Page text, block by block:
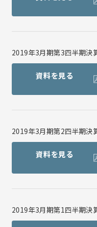
2019年3月期第3四半期決
資料を見る
2019年3月期第2四半期決
資料を見る
2019年3月期第1四半期決